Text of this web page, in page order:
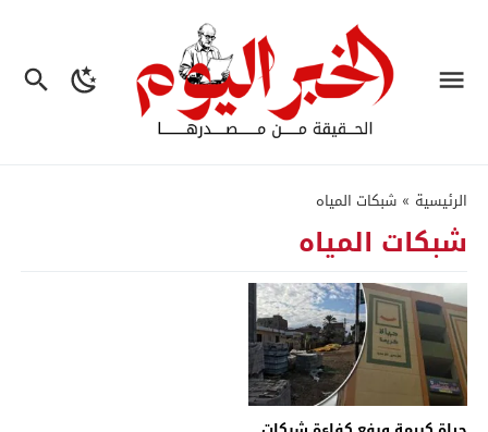
الرئيسية » شبكات المياه
شبكات المياه